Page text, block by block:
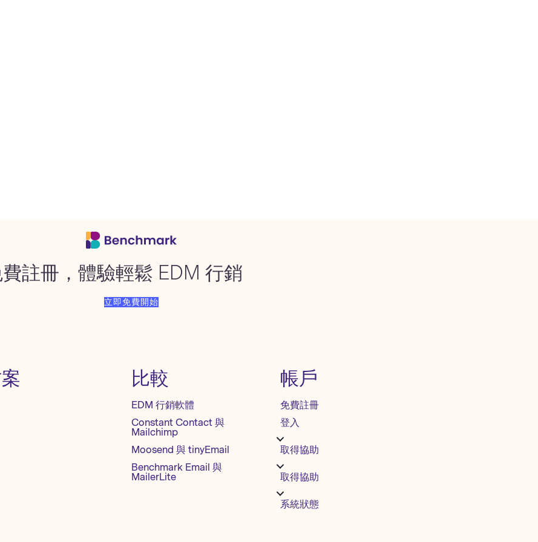
註冊，體驗輕鬆 EDM 行銷
立即免費開始
比較
EDM 行銷軟體
Constant Contact 與
Mailchimp
Moosend 與 tinyEmail
Benchmark Email 與
MailerLite
帳戶
免費註冊
登入
取得協助
取得協助
系統狀態